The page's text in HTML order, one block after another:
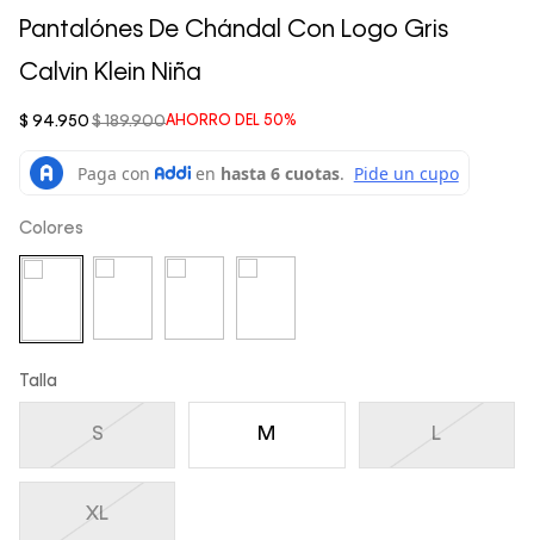
Pantalónes De Chándal Con Logo Gris
Calvin Klein Niña
AHORRO DEL 50%
$ 189.900
$ 94.950
Colores
Talla
S M L
XL